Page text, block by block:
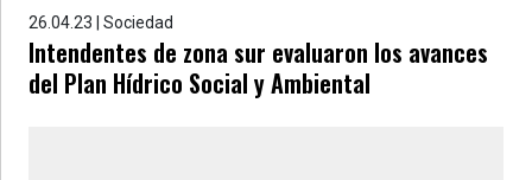
26.04.23 | Sociedad
Intendentes de zona sur evaluaron los avances
del Plan Hídrico Social y Ambiental